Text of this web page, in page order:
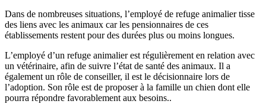
Dans de nombreuses situations, l’employé de refuge animalier tisse
des liens avec les animaux car les pensionnaires de ces
établissements restent pour des durées plus ou moins longues.
L’employé d’un refuge animalier est régulièrement en relation avec
un vétérinaire, afin de suivre l’état de santé des animaux. Il a
également un rôle de conseiller, il est le décisionnaire lors de
l’adoption. Son rôle est de proposer à la famille un chien dont elle
pourra répondre favorablement aux besoins..